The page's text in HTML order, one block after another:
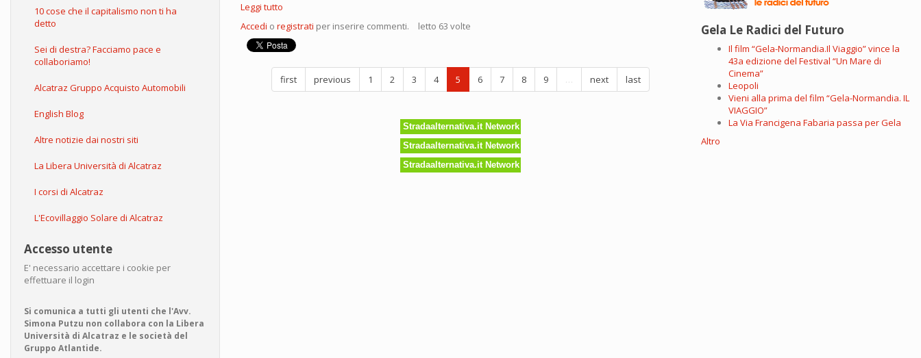
10 cose che il capitalismo non ti ha
detto
Sei di destra? Facciamo pace e
collaboriamo!
Alcatraz Gruppo Acquisto Automobili
English Blog
Altre notizie dai nostri siti
La Libera Università di Alcatraz
I corsi di Alcatraz
L'Ecovillaggio Solare di Alcatraz
Accesso utente
E' necessario accettare i cookie per
effettuare il login
Si comunica a tutti gli utenti che l'Avv.
Simona Putzu non collabora con la Libera
Università di Alcatraz e le società del
Gruppo Atlantide.
Leggi tutto
piramidi
Maya
erano
in
realta'
strumenti
Accedi o registrati per inserire commenti. letto 63 volte
first previous 1 2 3 4 5 6 7 8 9 … next last
Stradaalternativa.it Network
Stradaalternativa.it Network
Stradaalternativa.it Network
Gela Le Radici del Futuro
Il film “Gela-Normandia.Il Viaggio” vince la
43a edizione del Festival “Un Mare di
Cinema”
Leopoli
Vieni alla prima del film “Gela-Normandia. IL
VIAGGIO”
La Via Francigena Fabaria passa per Gela
Altro